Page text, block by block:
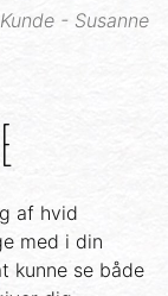
Kunde - Susanne
af hvid
med i din
kunne se både